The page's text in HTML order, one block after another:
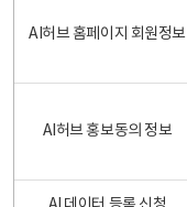
AI허브 홈페이지 회원정보
AI허브 홍보동의 정보